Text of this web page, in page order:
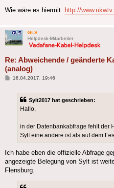
Wie wäre es hiermit: http://
GLS
Helpdesk-Mitarbeiter
Re: Abweichende / geänderte
(analog)
Beitrag
16.04.2017, 19:46
Sylt2017 hat geschrieben:
Hallo,
in der Datenbankabfrage fehlt der
Sylt eine andere ist als auf dem
Ich habe eben die offizielle Abfrage
angezeigte Belegung von Sylt ist
Flensburg.